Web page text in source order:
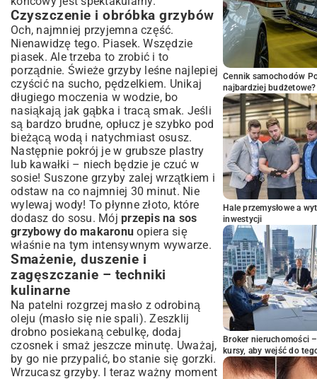
Czyszczenie i obróbka grzybów
Och, najmniej przyjemna część.
Nienawidzę tego. Piasek. Wszędzie
piasek. Ale trzeba to zrobić i to
porządnie. Świeże grzyby leśne najlepiej
czyścić na sucho, pędzelkiem. Unikaj
długiego moczenia w wodzie, bo
nasiąkają jak gąbka i tracą smak. Jeśli
są bardzo brudne, opłucz je szybko pod
bieżącą wodą i natychmiast osusz.
Następnie pokrój je w grubsze plastry
lub kawałki – niech będzie je czuć w
sosie! Suszone grzyby zalej wrzątkiem i
odstaw na co najmniej 30 minut. Nie
wylewaj wody! To płynne złoto, które
dodasz do sosu. Mój przepis na sos
grzybowy do makaronu opiera się
właśnie na tym intensywnym wywarze.
Smażenie, duszenie i
zagęszczanie – techniki
kulinarne
Na patelni rozgrzej masło z odrobiną
oleju (masło się nie spali). Zeszklij
drobno posiekaną cebulkę, dodaj
czosnek i smaż jeszcze minutę. Uważaj,
by go nie przypalić, bo stanie się gorzki.
Wrzucasz grzyby. I teraz ważny moment
Cennik samochodów
najbardziej budżetowe?
Hale przemysłowe a
inwestycji
Broker nieruchomości
kursy, aby wejść do